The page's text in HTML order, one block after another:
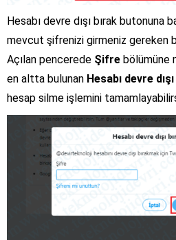
Hesabı devre dışı bırak butonuna
mevcut şifrenizi girmeniz gereken
Açılan pencerede Şifre bölümüne
en altta bulunan Hesabı devre
hesap silme işlemini